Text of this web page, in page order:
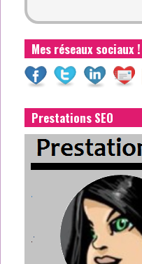
Mes réseaux sociaux !
Prestations SEO